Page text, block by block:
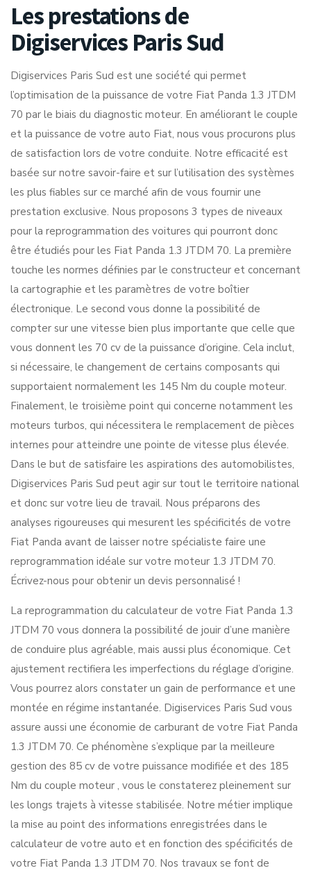
Les prestations de
Digiservices Paris Sud
Digiservices Paris Sud est une société qui permet
l’optimisation de la puissance de votre Fiat Panda 1.3 JTDM
70 par le biais du diagnostic moteur. En améliorant le couple
et la puissance de votre auto Fiat, nous vous procurons plus
de satisfaction lors de votre conduite. Notre efficacité est
basée sur notre savoir-faire et sur l’utilisation des systèmes
les plus fiables sur ce marché afin de vous fournir une
prestation exclusive. Nous proposons 3 types de niveaux
pour la reprogrammation des voitures qui pourront donc
être étudiés pour les Fiat Panda 1.3 JTDM 70. La première
touche les normes définies par le constructeur et concernant
la cartographie et les paramètres de votre boîtier
électronique. Le second vous donne la possibilité de
compter sur une vitesse bien plus importante que celle que
vous donnent les 70 cv de la puissance d’origine. Cela inclut,
si nécessaire, le changement de certains composants qui
supportaient normalement les 145 Nm du couple moteur.
Finalement, le troisième point qui concerne notamment les
moteurs turbos, qui nécessitera le remplacement de pièces
internes pour atteindre une pointe de vitesse plus élevée.
Dans le but de satisfaire les aspirations des automobilistes,
Digiservices Paris Sud peut agir sur tout le territoire national
et donc sur votre lieu de travail. Nous préparons des
analyses rigoureuses qui mesurent les spécificités de votre
Fiat Panda avant de laisser notre spécialiste faire une
reprogrammation idéale sur votre moteur 1.3 JTDM 70.
Écrivez-nous pour obtenir un devis personnalisé !
La reprogrammation du calculateur de votre Fiat Panda 1.3
JTDM 70 vous donnera la possibilité de jouir d’une manière
de conduire plus agréable, mais aussi plus économique. Cet
ajustement rectifiera les imperfections du réglage d’origine.
Vous pourrez alors constater un gain de performance et une
montée en régime instantanée. Digiservices Paris Sud vous
assure aussi une économie de carburant de votre Fiat Panda
1.3 JTDM 70. Ce phénomène s’explique par la meilleure
gestion des 85 cv de votre puissance modifiée et des 185
Nm du couple moteur , vous le constaterez pleinement sur
les longs trajets à vitesse stabilisée. Notre métier implique
la mise au point des informations enregistrées dans le
calculateur de votre auto et en fonction des spécificités de
votre Fiat Panda 1.3 JTDM 70. Nos travaux se font de